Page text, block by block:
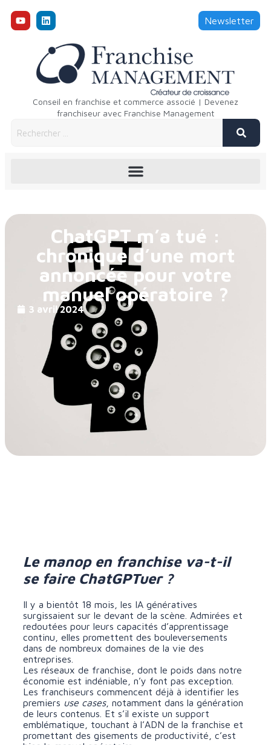
Newsletter
Conseil en franchise et commerce associé | Devenez
franchiseur avec Franchise Management
ChatGPT m’a tué :
chronique d’une mort
annoncée pour votre
manuel opératoire ?
3 avril 2024
Le manop en franchise va-t-il
se faire ChatGPTuer ?
Il y a bientôt 18 mois, les IA génératives
surgissaient sur le devant de la scène. Admirées et
redoutées pour leurs capacités d’apprentissage
continu, elles promettent des bouleversements
dans de nombreux domaines de la vie des
entreprises.
Les réseaux de franchise, dont le poids dans notre
économie est indéniable, n’y font pas exception.
Les franchiseurs commencent déjà à identifier les
premiers use cases, notamment dans la génération
de leurs contenus. Et s’il existe un support
emblématique, touchant à l’ADN de la franchise et
promettant des gisements de productivité, c’est